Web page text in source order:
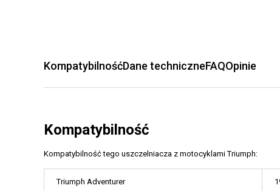
KompatybilnośćDane techniczneFAQOpinie
Kompatybilność
Kompatybilność tego uszczelniacza z motocyklami Triumph:
Triumph Adventurer